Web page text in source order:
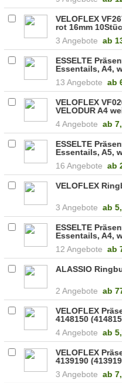
VELOFLEX
rot 16mm
3 Angebote ab
ESSELTE
Essentails, A4,
13 Angebote ab
VELOFLEX
VELODUR A4
4 Angebote ab
ESSELTE
Essentails, A5,
16 Angebote ab
VELOFLEX
3 Angebote ab
ESSELTE
Essentails, A4,
12 Angebote ab
ALASSIO
2 Angebote ab
VELOFLEX
4148150
4 Angebote ab
VELOFLEX
4139190
3 Angebote ab